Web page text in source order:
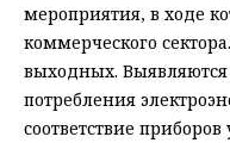
мероприятия, в ходе
коммерческого
выходных. Выявляются
потребления
соответствие